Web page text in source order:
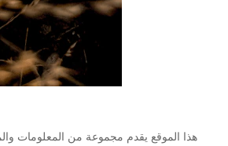
هذا الموقع يقدم مجموعة من المعلومات